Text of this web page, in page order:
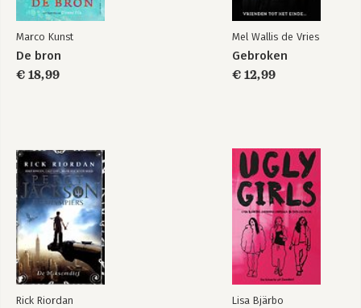
Marco Kunst
De bron
€ 18,99
Mel Wallis de Vries
Gebroken
€ 12,99
Rick Riordan Lisa Bjärbo